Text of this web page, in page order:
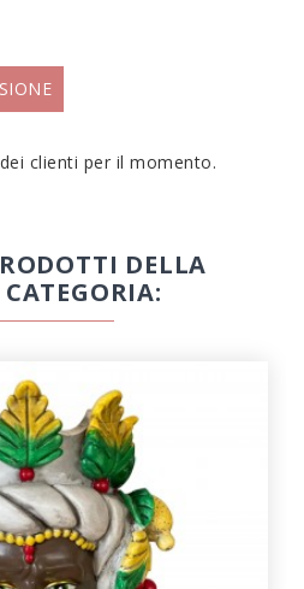
clienti per il momento.
DELLA
CATEGORIA: